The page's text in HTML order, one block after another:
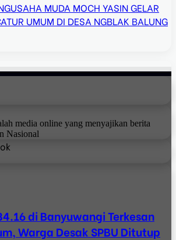
MUDA MOCH YASIN GELAR
UMUM DI DESA NGBLAK BALUNG
media online yang menyajikan berita
Nasional
di Banyuwangi Terkesan
Warga Desak SPBU Ditutup